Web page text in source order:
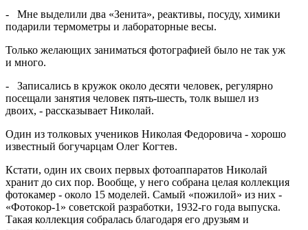
- Мне выделили два «Зенита», реактивы, посуду, химики
подарили термометры и лабораторные весы.
Только желающих заниматься фотографией было не так уж
и много.
- Записались в кружок около десяти человек, регулярно
посещали занятия человек пять-шесть, толк вышел из
двоих, - рассказывает Николай.
Один из толковых учеников Николая Федоровича - хорошо
известный богучарцам Олег Когтев.
Кстати, один их своих первых фотоаппаратов Николай
хранит до сих пор. Вообще, у него собрана целая коллекция
фотокамер - около 15 моделей. Самый «пожилой» из них -
«Фотокор-1» советской разработки, 1932-го года выпуска.
Такая коллекция собралась благодаря его друзьям и